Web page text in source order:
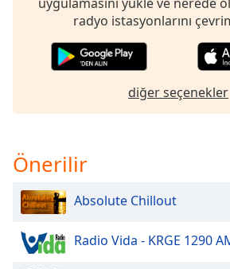
will
and
close
window.
Text
Color
radyo istasyonlarını
diğer seçenekler
Önerilir
Absolute Chillout
Radio Vida - KRGE 1290